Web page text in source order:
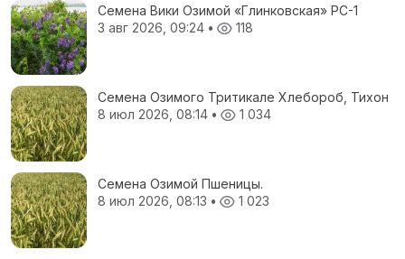
Семена Вики Озимой «Глинковская» РС-1
3 авг 2026, 09:24 • 118
Семена Озимого Тритикале Хлебороб, Тихон
8 июл 2026, 08:14 • 1 034
Семена Озимой Пшеницы.
8 июл 2026, 08:13 • 1 023